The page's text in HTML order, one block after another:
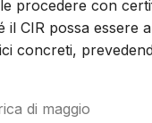
procedere con
CIR possa essere
concreti,
di maggio